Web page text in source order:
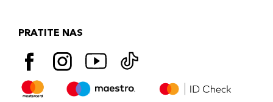
PRATITE NAS